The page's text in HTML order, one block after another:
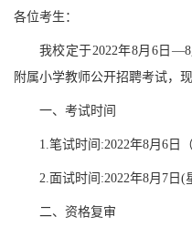
各位考生：
我校定于2022年8月6日
附属小学教师公开招聘考试，
一、考试时间
1.笔试时间:2022年8月6日
2.面试时间:2022年8月7日(
二、资格复审